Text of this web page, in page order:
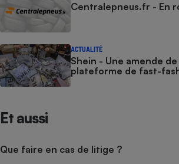
Centralepneus.fr - En
ACTUALITÉ
Shein - Une amende
plateforme de fast-
Et aussi
Que faire en cas de litige ?